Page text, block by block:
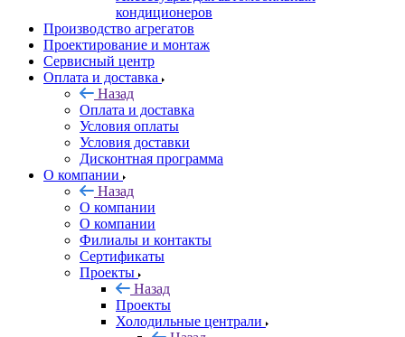
кондиционеров
Производство агрегатов
Проектирование и монтаж
Сервисный центр
Оплата и доставка
Назад
Оплата и доставка
Условия оплаты
Условия доставки
Дисконтная программа
О компании
Назад
О компании
О компании
Филиалы и контакты
Сертификаты
Проекты
Назад
Проекты
Холодильные централи